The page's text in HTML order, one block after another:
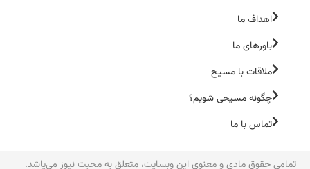
اهداف ما
باورهای ما
ملاقات با مسیح
چگونه مسیحی شویم؟
تماس با ما
تمامی حقوق مادی و معنوی این وبسایت، متعلق به محبت نیوز می‌یاشد.